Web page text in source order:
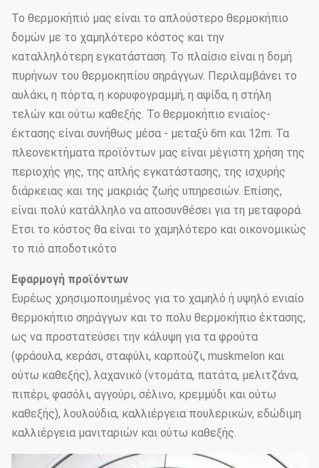
Το θερμοκήπιό μας είναι το απλούστερο θερμοκήπιο
δομών με το χαμηλότερο κόστος και την
καταλληλότερη εγκατάσταση. Το πλαίσιο είναι η δομή
πυρήνων του θερμοκηπίου σηράγγων. Περιλαμβάνει το
αυλάκι, η πόρτα, η κορυφογραμμή, η αψίδα, η στήλη
τελών και ούτω καθεξής. Το θερμοκήπιο ενιαίος-
έκτασης είναι συνήθως μέσα - μεταξύ 6m και 12m. Τα
πλεονεκτήματα προϊόντων μας είναι μέγιστη χρήση της
περιοχής γης, της απλής εγκατάστασης, της ισχυρής
διάρκειας και της μακριάς ζωής υπηρεσιών. Επίσης,
είναι πολύ κατάλληλο να αποσυνθέσει για τη μεταφορά.
Έτσι το κόστος θα είναι το χαμηλότερο και οικονομικώς
το πιό αποδοτικότο
Εφαρμογή προϊόντων
Ευρέως χρησιμοποιημένος για το χαμηλό ή υψηλό ενιαίο
θερμοκήπιο σηράγγων και το πολυ θερμοκήπιο έκτασης,
ως να προστατεύσει την κάλυψη για τα φρούτα
(φράουλα, κεράσι, σταφύλι, καρπούζι, muskmelon και
ούτω καθεξής), λαχανικό (ντομάτα, πατάτα, μελιτζάνα,
πιπέρι, φασόλι, αγγούρι, σέλινο, κρεμμύδι και ούτω
καθεξής), λουλούδια, καλλιέργεια πουλερικών, εδώδιμη
καλλιέργεια μανιταριών και ούτω καθεξής.